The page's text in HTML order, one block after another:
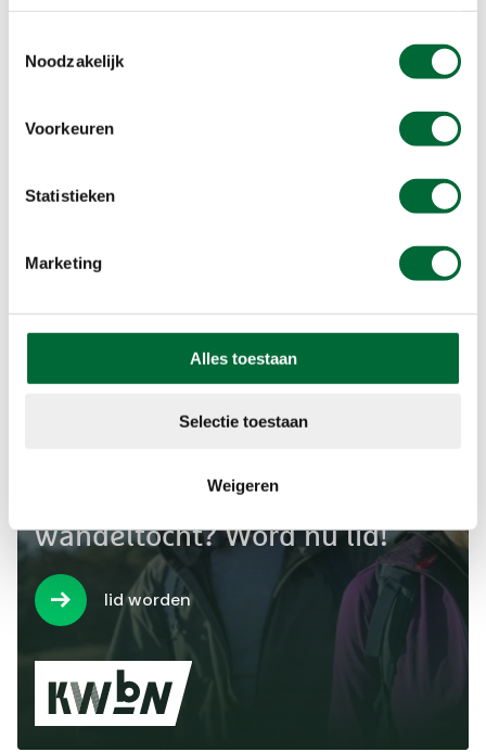
Noodzakelijk
Voorkeuren
Statistieken
Marketing
Alles toestaan
Selectie toestaan
Weigeren
Verhard
Beloningen
jouw volgende KWbN-
wandeltocht? Word nu lid!
lid worden